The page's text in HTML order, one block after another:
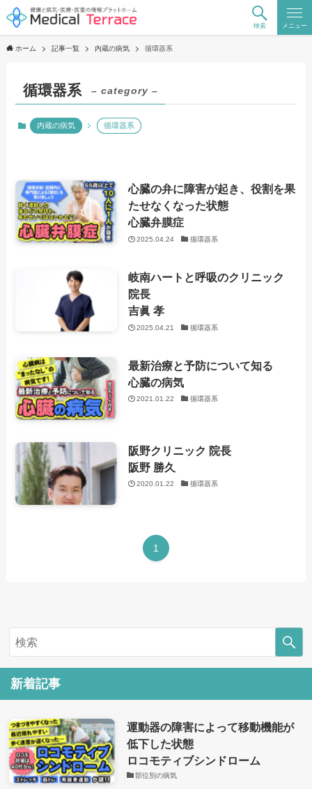
検索 メニュー
ホーム 記事一覧 内蔵の病気 循環器系
循環器系 – category –
内蔵の病気 循環器系
心臓の弁に障害が起き、役割を果
たせなくなった状態
心臓弁膜症
2025.04.24 循環器系
岐南ハートと呼吸のクリニック
院長
吉眞 孝
2025.04.21 循環器系
最新治療と予防について知る
心臓の病気
2021.01.22 循環器系
阪野クリニック 院長
阪野 勝久
2020.01.22 循環器系
1
新着記事
運動器の障害によって移動機能が
低下した状態
ロコモティブシンドローム
部位別の病気